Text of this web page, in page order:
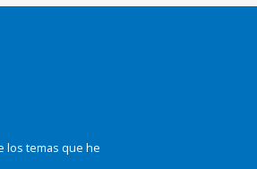
los temas que he